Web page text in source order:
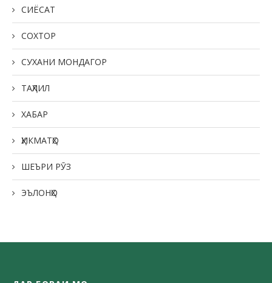
СИЁСАТ
СОХТОР
СУХАНИ МОНДАГОР
ТАҲЛИЛ
ХАБАР
ҲИКМАТҲО
ШЕЪРИ РӮЗ
ЭЪЛОНҲО